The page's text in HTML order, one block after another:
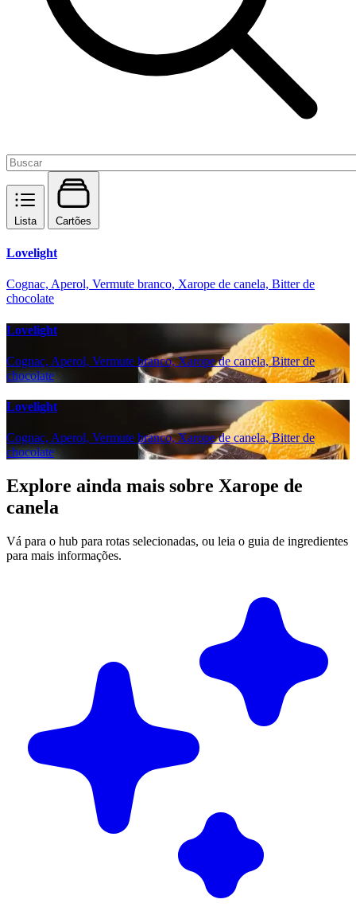
Lista Cartões
Lovelight
Cognac, Aperol, Vermute branco, Xarope de canela, Bitter de
chocolate
Lovelight
Cognac, Aperol, Vermute branco, Xarope de canela, Bitter de
chocolate
Lovelight
Cognac, Aperol, Vermute branco, Xarope de canela, Bitter de
chocolate
Explore ainda mais sobre Xarope de
canela
Vá para o hub para rotas selecionadas, ou leia o guia de ingredientes
para mais informações.